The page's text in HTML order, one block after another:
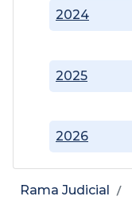
2024
2025
2026
Rama Judicial